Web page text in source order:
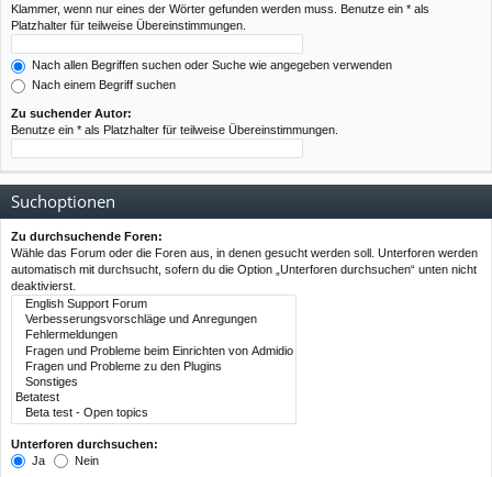
Klammer, wenn nur eines der Wörter gefunden werden muss. Benutze ein * als
Platzhalter für teilweise Übereinstimmungen.
Nach allen Begriffen suchen oder Suche wie angegeben verwenden
Nach einem Begriff suchen
Zu suchender Autor:
Benutze ein * als Platzhalter für teilweise Übereinstimmungen.
Suchoptionen
Zu durchsuchende Foren:
Wähle das Forum oder die Foren aus, in denen gesucht werden soll. Unterforen werden
automatisch mit durchsucht, sofern du die Option „Unterforen durchsuchen“ unten nicht
deaktivierst.
Unterforen durchsuchen:
Ja
Nein